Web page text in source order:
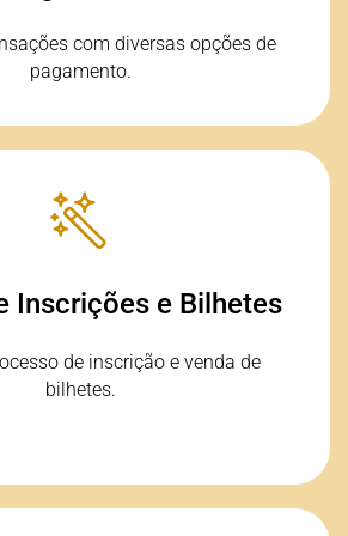
com diversas opções de
pagamento.
participantes.
Inscrições e Bilhetes
de inscrição e venda de
bilhetes.
gestão de inscrições e bilhetes,
uma experiência de utilizador
sem complicações.